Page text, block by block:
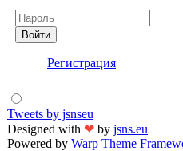
Войти
Регистрация
Tweets by jsnseu
Designed with ❤ by jsns.eu
Powered by Warp Theme